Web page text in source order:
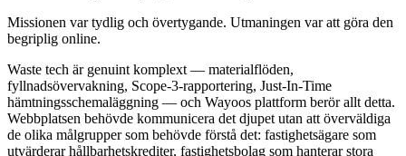
Missionen var tydlig och övertygande. Utmaningen var att göra den
begriplig online.
Waste tech är genuint komplext — materialflöden,
fyllnadsövervakning, Scope-3-rapportering, Just-In-Time
hämtningsschemaläggning — och Wayoos plattform berör allt detta.
Webbplatsen behövde kommunicera det djupet utan att överväldiga
de olika målgrupper som behövde förstå det: fastighetsägare som
utvärderar hållbarhetskrediter, fastighetsbolag som hanterar stora